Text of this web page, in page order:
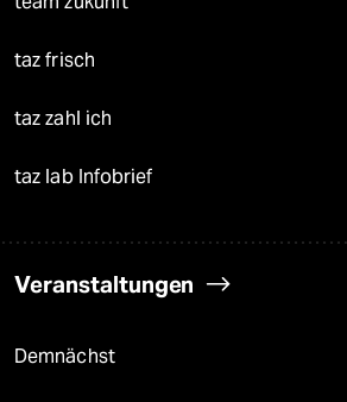
taz frisch
taz zahl ich
taz lab Infobrief
Veranstaltungen
Demnächst